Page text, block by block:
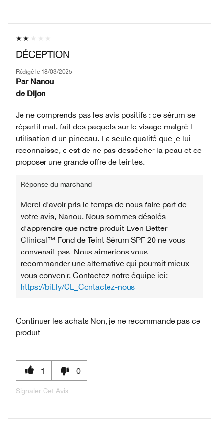
DÉCEPTION
Rédigé le 18/03/2025
Par Nanou
de Dijon
Je ne comprends pas les avis positifs : ce sérum se
répartit mal, fait des paquets sur le visage malgré l
utilisation d un pinceau. La seule qualité que je lui
reconnaisse, c est de ne pas dessécher la peau et de
proposer une grande offre de teintes.
Réponse du marchand
Merci d'avoir pris le temps de nous faire part de
votre avis, Nanou. Nous sommes désolés
d'apprendre que notre produit Even Better
Clinical™ Fond de Teint Sérum SPF 20 ne vous
convenait pas. Nous aimerions vous
recommander une alternative qui pourrait mieux
vous convenir. Contactez notre équipe ici:
https://bit.ly/CL_Contactez-nous
Continuer les achats Non, je ne recommande pas ce
produit
1 0
Signaler Cet Avis